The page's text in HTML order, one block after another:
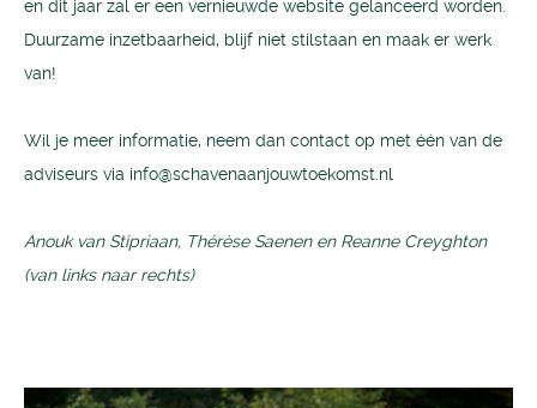
en dit jaar zal er een vernieuwde website gelanceerd worden.
Duurzame inzetbaarheid, blijf niet stilstaan en maak er werk
van!
Wil je meer informatie, neem dan contact op met één van de
adviseurs via info@schavenaanjouwtoekomst.nl
Anouk van Stipriaan, Thérèse Saenen en Reanne Creyghton
(van links naar rechts)